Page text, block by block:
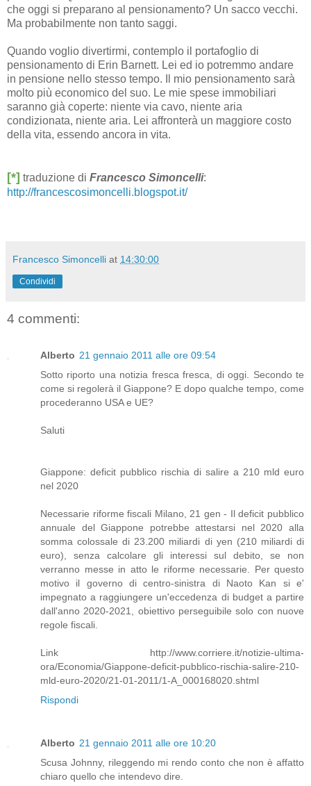
che oggi si preparano al pensionamento? Un sacco vecchi.
Ma probabilmente non tanto saggi.
Quando voglio divertirmi, contemplo il portafoglio di
pensionamento di Erin Barnett. Lei ed io potremmo andare
in pensione nello stesso tempo. Il mio pensionamento sarà
molto più economico del suo. Le mie spese immobiliari
saranno già coperte: niente via cavo, niente aria
condizionata, niente aria. Lei affronterà un maggiore costo
della vita, essendo ancora in vita.
[*] traduzione di Francesco Simoncelli:
http://francescosimoncelli.blogspot.it/
Francesco Simoncelli at 14:30:00
Condividi
4 commenti:
Alberto 21 gennaio 2011 alle ore 09:54
Sotto riporto una notizia fresca fresca, di oggi. Secondo te
come si regolerà il Giappone? E dopo qualche tempo, come
procederanno USA e UE?
Saluti
Giappone: deficit pubblico rischia di salire a 210 mld euro
nel 2020
Necessarie riforme fiscali Milano, 21 gen - Il deficit pubblico
annuale del Giappone potrebbe attestarsi nel 2020 alla
somma colossale di 23.200 miliardi di yen (210 miliardi di
euro), senza calcolare gli interessi sul debito, se non
verranno messe in atto le riforme necessarie. Per questo
motivo il governo di centro-sinistra di Naoto Kan si e'
impegnato a raggiungere un'eccedenza di budget a partire
dall'anno 2020-2021, obiettivo perseguibile solo con nuove
regole fiscali.
Link http://www.corriere.it/notizie-ultima-
ora/Economia/Giappone-deficit-pubblico-rischia-salire-210-
mld-euro-2020/21-01-2011/1-A_000168020.shtml
Rispondi
Alberto 21 gennaio 2011 alle ore 10:20
Scusa Johnny, rileggendo mi rendo conto che non è affatto
chiaro quello che intendevo dire.